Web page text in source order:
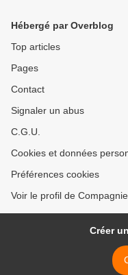
Hébergé par Overblog
Top articles
Pages
Contact
Signaler un abus
C.G.U.
Cookies et données
Préférences cookies
Voir le profil de
Créer